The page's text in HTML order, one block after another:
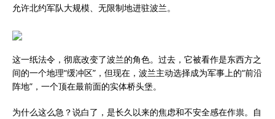
允许北约军队大规模、无限制地进驻波兰。
这一纸法令，彻底改变了波兰的角色。过去，它被看作是东西方之
间的一个地理“缓冲区”，但现在，波兰主动选择成为军事上的“前沿
阵地”，一个顶在最前面的实体桥头堡。
为什么这么急？说白了，是长久以来的焦虑和不安全感在作祟。自